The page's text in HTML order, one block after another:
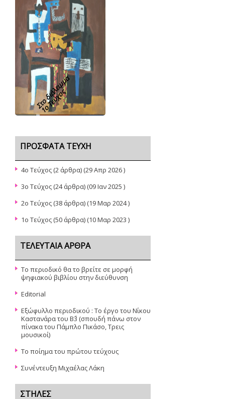
Στο διάλειμμα
1o Τεύχος
ΠΡΌΣΦΑΤΑ ΤΕΎΧΗ
4o Τεύχος (2 άρθρα) (29 Απρ 2026 )
3ο Τεύχος (24 άρθρα) (09 Ιαν 2025 )
2ο Τεύχος (38 άρθρα) (19 Μαρ 2024 )
1o Τεύχος (50 άρθρα) (10 Μαρ 2023 )
ΤΕΛΕΥΤΑΊΑ ΆΡΘΡΑ
Το περιοδικό θα το βρείτε σε μορφή
ψηφιακού βιβλίου στην διεύθυνση
Editorial
Εξώφυλλο περιοδικού : Το έργο του Νίκου
Καστανάρα του Β΄3 (σπουδή πάνω στον
πίνακα του Πάμπλο Πικάσο, Τρεις
μουσικοί)
Το ποίημα του πρώτου τεύχους
Συνέντευξη Μιχαέλας Λάκη
ΣΤΉΛΕΣ